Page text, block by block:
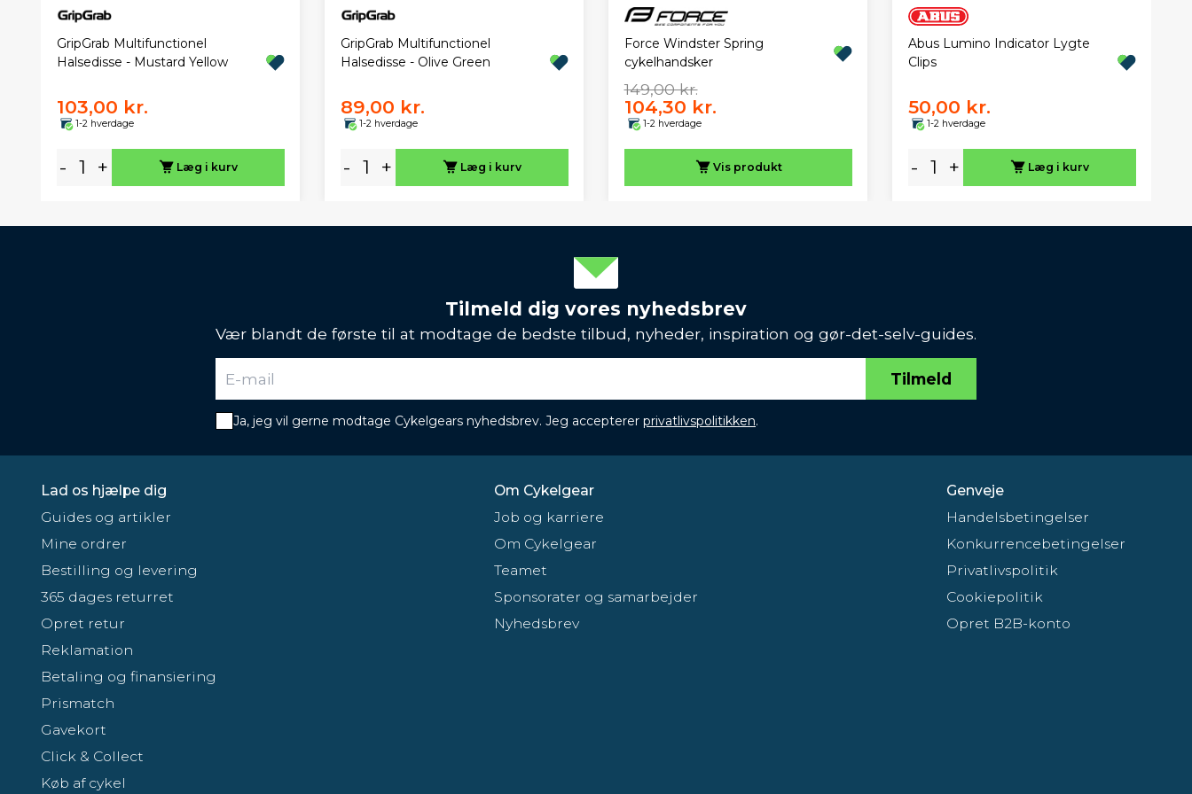
GripGrab Multifunctionel
Halsedisse - Mustard Yellow
103,00 kr.
1-2 hverdage
- + Læg i kurv
GripGrab Multifunctionel
Halsedisse - Olive Green
89,00 kr.
1-2 hverdage
- + Læg i kurv
Force Windster Spring
cykelhandsker
149,00 kr.
104,30 kr.
1-2 hverdage
Vis produkt
Abus Lumino Indicator Lygte
Clips
50,00 kr.
1-2 hverdage
- + Læg i kurv
Tilmeld dig vores nyhedsbrev
Vær blandt de første til at modtage de bedste tilbud, nyheder, inspiration og gør-det-selv-guides.
Tilmeld
Ja, jeg vil gerne modtage Cykelgears nyhedsbrev. Jeg accepterer privatlivspolitikken.
Lad os hjælpe dig
Guides og artikler
Mine ordrer
Bestilling og levering
365 dages returret
Opret retur
Reklamation
Betaling og finansiering
Prismatch
Gavekort
Click & Collect
Køb af cykel
Om Cykelgear
Job og karriere
Om Cykelgear
Teamet
Sponsorater og samarbejder
Nyhedsbrev
Genveje
Handelsbetingelser
Konkurrencebetingelser
Privatlivspolitik
Cookiepolitik
Opret B2B-konto